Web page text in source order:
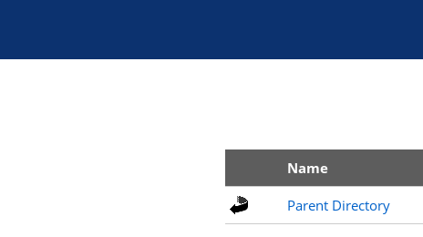
Name
Parent Directory